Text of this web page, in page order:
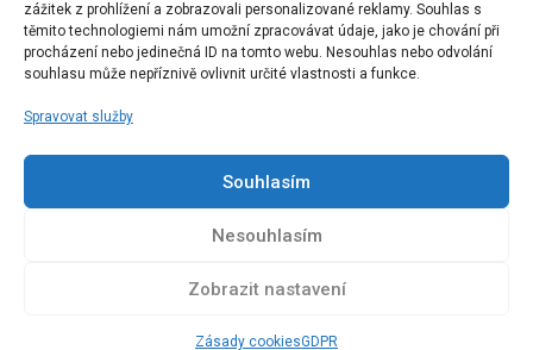
zážitek z prohlížení a zobrazovali personalizované reklamy. Souhlas s
těmito technologiemi nám umožní zpracovávat údaje, jako je chování při
procházení nebo jedinečná ID na tomto webu. Nesouhlas nebo odvolání
souhlasu může nepříznivě ovlivnit určité vlastnosti a funkce.
Spravovat služby
Souhlasím
Nesouhlasím
Zobrazit nastavení
Zásady cookiesGDPR